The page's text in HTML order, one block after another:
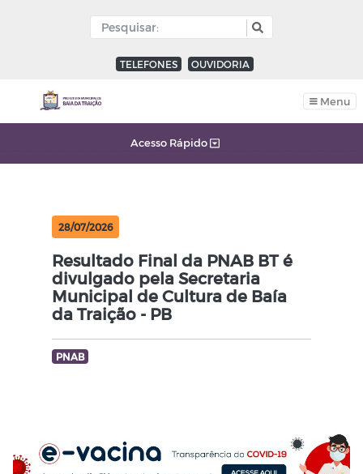
TELEFONES OUVIDORIA
Menu
Acesso Rápido
28/07/2026
Resultado Final da PNAB BT é
divulgado pela Secretaria
Municipal de Cultura de Baía
da Traição - PB
PNAB